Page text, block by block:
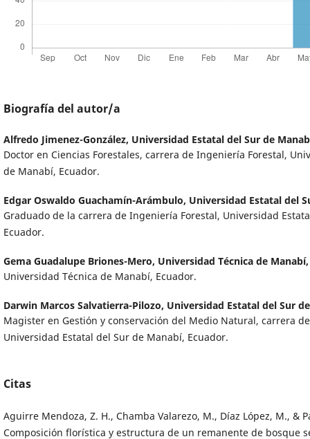
Biografía del autor/a
Alfredo Jimenez-González, Universidad Estatal del Sur de
Doctor en Ciencias Forestales, carrera de Ingeniería Forestal,
de Manabí, Ecuador.
Edgar Oswaldo Guachamín-Arámbulo, Universidad Estatal del
Graduado de la carrera de Ingeniería Forestal, Universidad
Ecuador.
Gema Guadalupe Briones-Mero, Universidad Técnica de
Universidad Técnica de Manabí, Ecuador.
Darwin Marcos Salvatierra-Pilozo, Universidad Estatal del Sur
Magister en Gestión y conservación del Medio Natural, carrera
Universidad Estatal del Sur de Manabí, Ecuador.
Citas
Aguirre Mendoza, Z. H., Chamba Valarezo, M., Díaz López, M., &
Composición florística y estructura de un remanente de bosque